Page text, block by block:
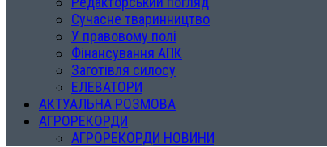
Сучасне тваринництво
У правовому полі
Фінансування АПК
Заготівля силосу
ЕЛЕВАТОРИ
АКТУАЛЬНА РОЗМОВА
АГРОРЕКОРДИ
АГРОРЕКОРДИ НОВИНИ